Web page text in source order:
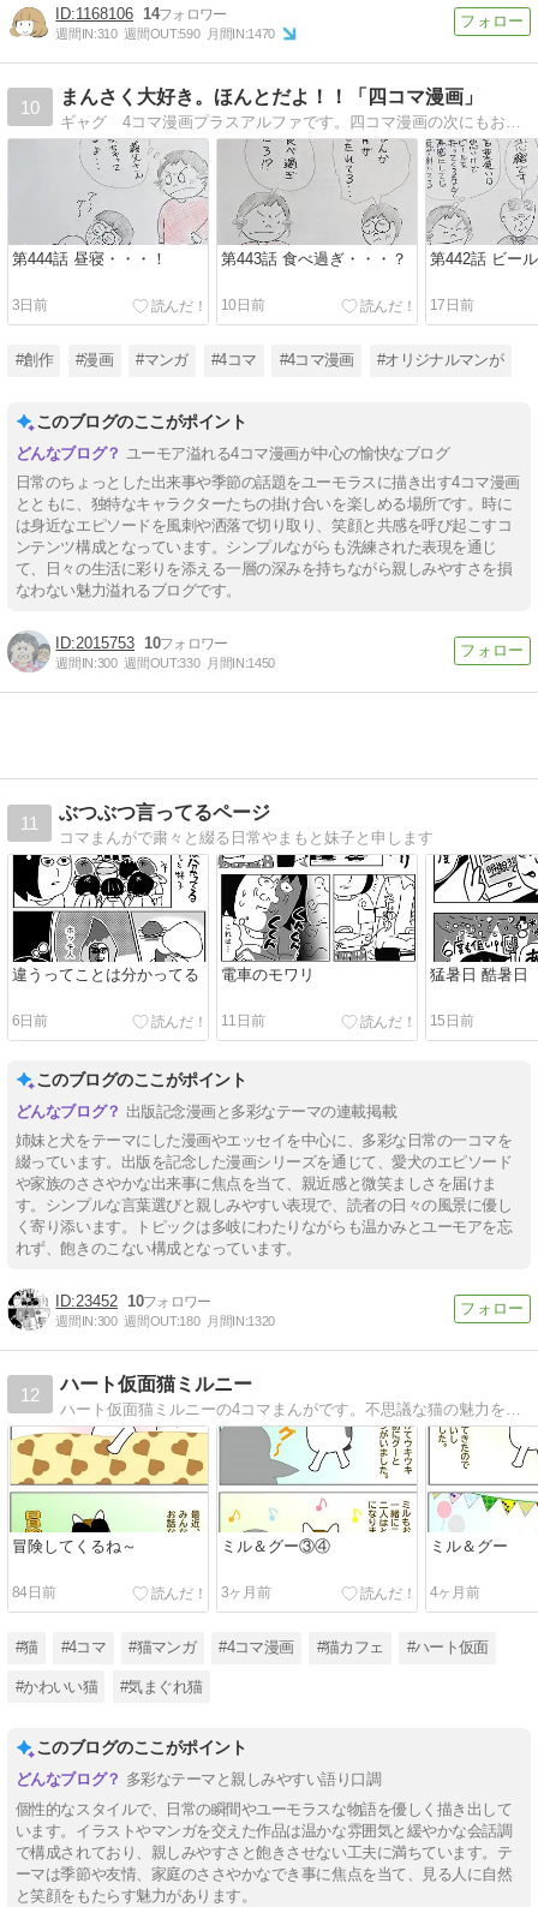
1168106 14
週間IN:310 週間OUT:590 月間IN:1470
10
まんさく大好き。ほんとだよ！！「四コマ漫画」
第444話 昼寝・・・！
3日前
第443話 食べ過ぎ・・・？
10日前
第442話 ビー
17日前
#創作 #漫画 #マンガ #4コマ #4コマ漫画 #オリジナルマンが
このブログのここがポイント
ユーモア溢れる4コマ漫画が中心の愉快なブログ
日常のちょっとした出来事や季節の話題をユーモラスに描き出す4コマ漫画
とともに、独特なキャラクターたちの掛け合いを楽しめる場所です。時に
は身近なエピソードを風刺や洒落で切り取り、笑顔と共感を呼び起こすコ
ンテンツ構成となっています。シンプルながらも洗練された表現を通じ
て、日々の生活に彩りを添える一層の深みを持ちながら親しみやすさを損
なわない魅力溢れるブログです。
2015753 10
週間IN:300 週間OUT:330 月間IN:1450
11
ぶつぶつ言ってるページ
コマまんがで粛々と綴る日常やまもと妹子と申します
違うってことは分かってる
6日前
電車のモワリ
11日前
猛暑日 酷暑日
15日前
このブログのここがポイント
出版記念漫画と多彩なテーマの連載掲載
姉妹と犬をテーマにした漫画やエッセイを中心に、多彩な日常の一コマを
綴っています。出版を記念した漫画シリーズを通じて、愛犬のエピソード
や家族のささやかな出来事に焦点を当て、親近感と微笑ましさを届けま
す。シンプルな言葉選びと親しみやすい表現で、読者の日々の風景に優し
く寄り添います。トピックは多岐にわたりながらも温かみとユーモアを忘
れず、飽きのこない構成となっています。
23452 10
週間IN:300 週間OUT:180 月間IN:1320
12
ハート仮面猫ミルニー
冒険してくるね～
84日前
ミル＆グー③④
3ヶ月前
ミル＆グー
4ヶ月前
#猫 #4コマ #猫マンガ #4コマ漫画 #猫カフェ #ハート仮面
#かわいい猫 #気まぐれ猫
このブログのここがポイント
多彩なテーマと親しみやすい語り口調
個性的なスタイルで、日常の瞬間やユーモラスな物語を優しく描き出して
います。イラストやマンガを交えた作品は温かな雰囲気と緩やかな会話調
で構成されており、親しみやすさと飽きさせない工夫に満ちています。テ
ーマは季節や友情、家庭のささやかなでき事に焦点を当て、見る人に自然
と笑顔をもたらす魅力があります。